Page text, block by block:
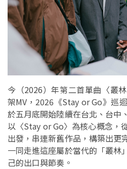
今（2026）年第二首單曲〈叢
架MV，2026《Stay or Go》巡
於五月底開始陸續在台北、台中
以〈Stay or Go〉為核心概念，
出發，串連新舊作品，構築出更
一同走進這座屬於當代的「叢林
己的出口與節奏。